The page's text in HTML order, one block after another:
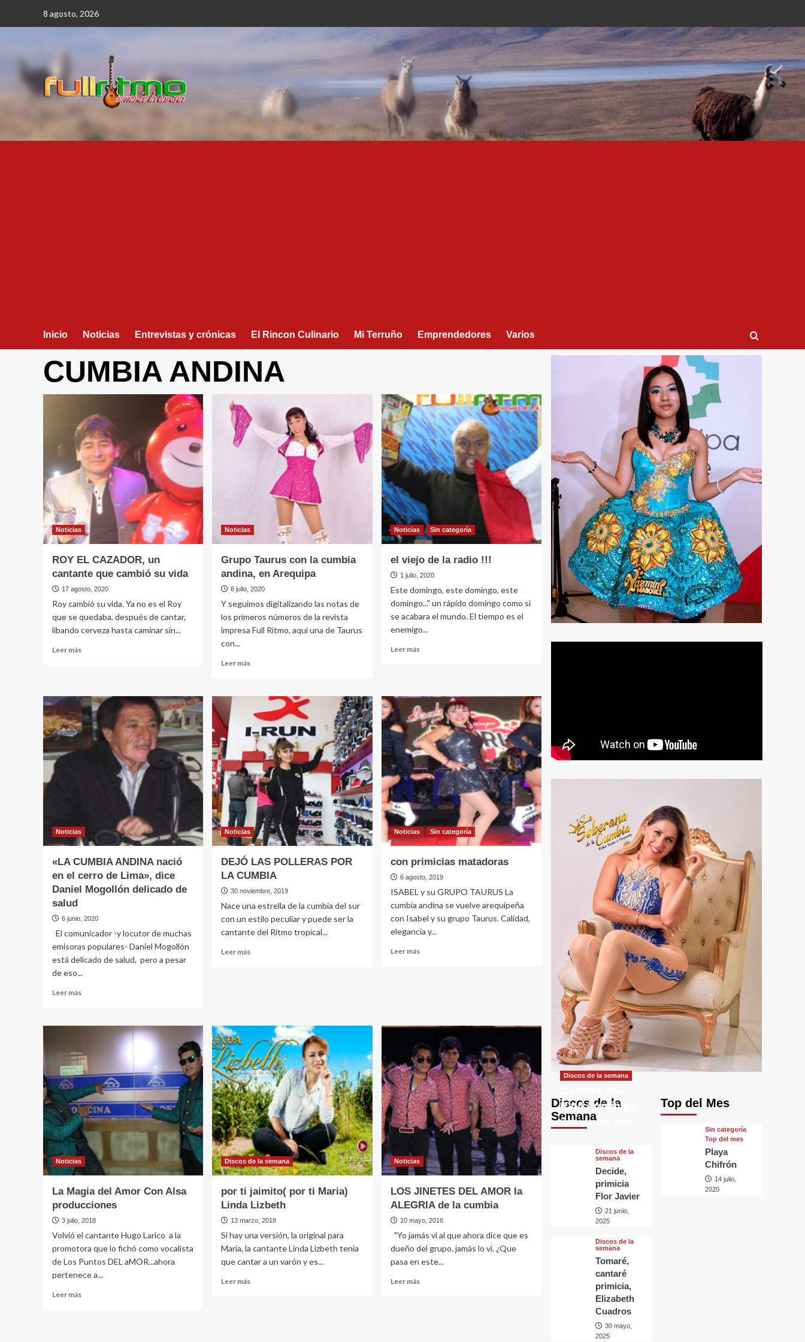
8 agosto, 2026
Inicio Noticias Entrevistas y crónicas El Rincon Culinario Mi Terruño Emprendedores Varios
CUMBIA ANDINA
Noticias
ROY EL CAZADOR, un
cantante que cambió su vida
17 agosto, 2020
Roy cambió su vida. Ya no es el Roy
que se quedaba, después de cantar,
libando cerveza hasta caminar sin...
Leer más
CAZADOR,
un
cantante
cambió
Noticias
Grupo Taurus con la cumbia
andina, en Arequipa
6 julio, 2020
Y seguimos digitalizando las notas de
los primeros números de la revista
impresa Full Ritmo, aqui una de Taurus
con...
Leer más
Grupo
con
la
cumbia
andina,
en
Arequipa
Noticias Sin categorí­a
el viejo de la radio !!!
1 julio, 2020
Este domingo, este domingo, este
domingo..." un rápido domingo como si
se acabara el mundo. El tiempo es el
enemigo...
Leer másLeer
de
la
radio
!!!
Noticias
«LA CUMBIA ANDINA nació
en el cerro de Lima», dice
Daniel Mogollón delicado de
salud
6 junio, 2020
El comunicador -y locutor de muchas
emisoras populares- Daniel Mogollón
está delicado de salud, pero a pesar
de eso...
Leer más
«LA
nació
en
cerro
de
Lima»,
dice
Daniel
Mogollón
delicado
de
Noticias
DEJÓ LAS POLLERAS POR
LA CUMBIA
30 noviembre, 2019
Nace una estrella de la cumbia del sur
con un estilo peculiar y puede ser la
cantante del Ritmo tropical...
Leer más
CUMBIA
Noticias Sin categorí­a
con primicias matadoras
6 agosto, 2019
ISABEL y su GRUPO TAURUS La
cumbia andina se vuelve arequipeña
con Isabel y su grupo Taurus. Calidad,
elegancia y...
Leer másLeer
Noticias
La Magia del Amor Con Alsa
producciones
3 julio, 2018
Volvió el cantante Hugo Larico a la
promotora que lo fichó como vocalista
de Los Puntos DEL aMOR...ahora
pertenece a...
Leer más
Discos de la semana
por ti jaimito( por ti Maria)
Linda Lizbeth
13 marzo, 2018
Si hay una versión, la original para
María, la cantante Linda Lizbeth tenia
que cantar a un varón y es...
Leer más
Noticias
LOS JINETES DEL AMOR la
ALEGRIA de la cumbia
10 mayo, 2016
"Yo jamás vi al que ahora dice que es
dueño del grupo. jamás lo vi. ¿Que
pasa en este...
Leer másLeer
Discos de la
Semana
Discos de la semana
Raul Arquínigo
29 septiembre, 2025
Discos de la
semana
Decide,
primicia
Flor Javier
21 junio,
2025
Discos de la
semana
Tomaré,
cantaré
primicia,
Elizabeth
Cuadros
30 mayo,
2025
Top del Mes
Sin categorí­a
Top del mes
Playa
Chifrón
14 julio,
2020